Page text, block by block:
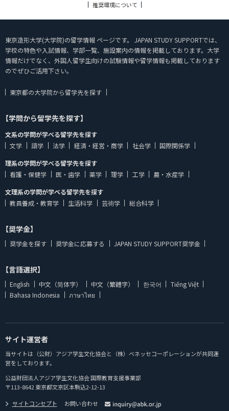
推奨環境について
東京造形大学(大学院)の留学情報 ページです。 JAPAN STUDY SUPPORTでは、
学校の特色や入試情報、学部一覧、施設案内の情報を掲載しております。大学
情報だけでなく、外国人留学生向けの試験情報や留学情報も掲載しております
のでぜひご活用下さい。
東京都の大学院から留学先を探す
【学問から留学先を探す】
文系の学問が学べる留学先を探す
文学
語学 法学 経済・経営・商学 社会学
国際関係学
理系の学問が学べる留学先を探す
看護・保健学
医・歯学 薬学 理学 工学
農・水産学
文理系の学問が学べる留学先を探す
教員養成・教育学
生活科学 芸術学 総合科学
【奨学金】
奨学金を探す 奨学金に応募する JAPAN STUDY SUPPORT奨学金
【言語選択】
English 中文（简体字） 中文（繁體字） 한국어
Tiếng Việt
Bahasa Indonesia
ภาษาไทย
サイト運営者
当サイトは（公財）アジア学生文化協会と（株）ベネッセコーポレーションが共同運
営をしております。
公益財団法人アジア学生文化協会 国際教育支援事業部
〒113-8642 東京都文京区本駒込2-12-13
サイトコンセプト
お問い合わせ